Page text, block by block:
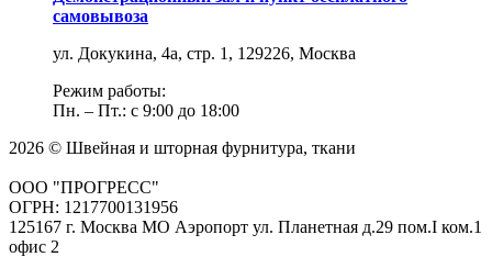
самовывоза
ул. Докукина, 4а, стр. 1, 129226, Москва
Режим работы:
Пн. – Пт.: с 9:00 до 18:00
2026 © Швейная и шторная фурнитура, ткани
ООО "ПРОГРЕСС"
ОГРН: 1217700131956
125167 г. Москва МО Аэропорт ул. Планетная д.29 пом.I ком.1
офис 2